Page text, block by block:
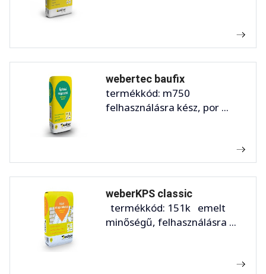
webertec baufix
termékkód: m750
felhasználásra kész, por ...
weberKPS classic
termékkód: 151k emelt
minőségű, felhasználásra ...